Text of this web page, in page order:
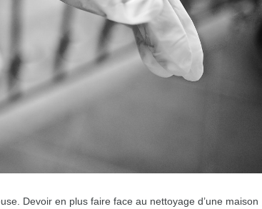
Devoir en plus faire face au nettoyage d’une maison